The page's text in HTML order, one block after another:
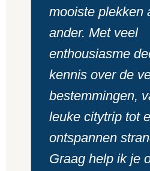
mooiste plekken
ander. Met veel
enthousiasme
kennis over de
bestemmingen,
leuke citytrip tot
ontspannen
Graag help ik je